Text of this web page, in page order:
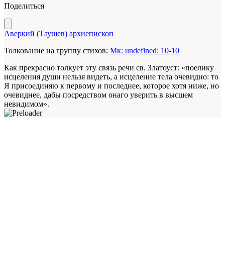
Поделиться
Аверкий (Таушев) архиепископ
Толкование на группу стихов: Мк: undefined: 10-10
Как прекрасно толкует эту связь речи св. Златоуст: «поелику
исцеления души нельзя видеть, а исцеление тела очевидно: то
Я присоединяю к первому и последнее, которое хотя ниже, но
очевиднее, дабы посредством онаго уверить в высшем
невидимом».